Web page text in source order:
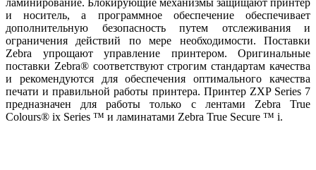
и носитель, а программное обеспечение обеспечивает
дополнительную безопасность путем отслеживания и
ограничения действий по мере необходимости. Поставки
Zebra упрощают управление принтером. Оригинальные
поставки Zebra® соответствуют строгим стандартам качества
и рекомендуются для обеспечения оптимального качества
печати и правильной работы принтера. Принтер ZXP Series 7
предназначен для работы только с лентами Zebra True
Colours® ix Series ™ и ламинатами Zebra True Secure ™ i.